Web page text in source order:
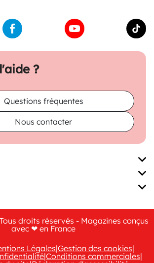
?
Questions fréquentes
Nous contacter
droits réservés - Magazines conçus
avec ❤ en France
Légales|Gestion des cookies|
|Conditions commerciales|